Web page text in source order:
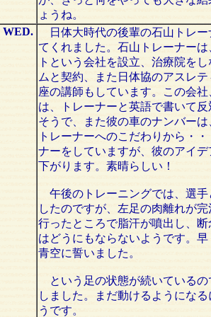
ょうね。
WED.
日体大時代の後輩の石山トレー
てくれました。石山トレーナー
トという会社を設立、治療院を
ムと契約、また日体協のアスレ
座の講師もしています。この会
は、トレーナーと英語で書いて
そうで、また彼の車のナンバー
トレーナーへのこだわりから・
ナーをしていますが、彼のアイ
下がります。素晴らしい！
午後のトレーニングでは、選手
したのですが、左足の肉離れが
行ったところで脂汗が噴出し、
はどうにもならないようです。
青空に誓いました。
という足の状態が続いているの
しました。まだ動けるようにな
うです。